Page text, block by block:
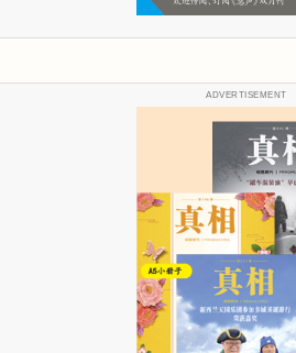
ADVERTISEMENT